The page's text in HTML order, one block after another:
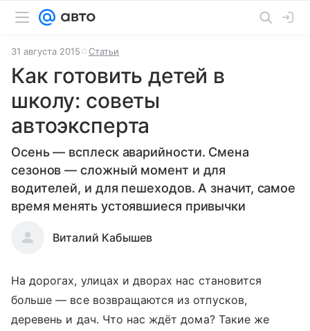
31 августа 2015 Статьи
Как готовить детей в
школу: советы
автоэксперта
Осень — всплеск аварийности. Смена
сезонов — сложный момент и для
водителей, и для пешеходов. А значит, самое
время менять устоявшиеся привычки
Виталий Кабышев
На дорогах, улицах и дворах нас становится
больше — все возвращаются из отпусков,
деревень и дач. Что нас ждёт дома? Такие же